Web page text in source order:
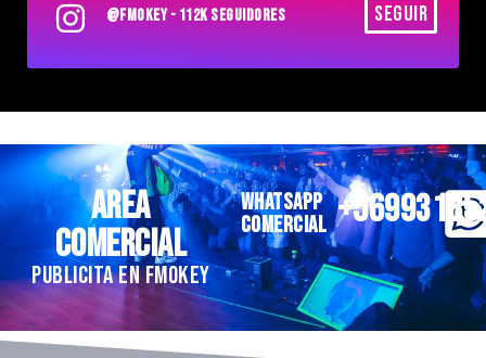
SEGUIR
@FMOKEY - 112K SEGUIDORES
AREA
COMERCIAL
PUBLICITA EN FMOKEY
WHATSAPP
COMERCIAL